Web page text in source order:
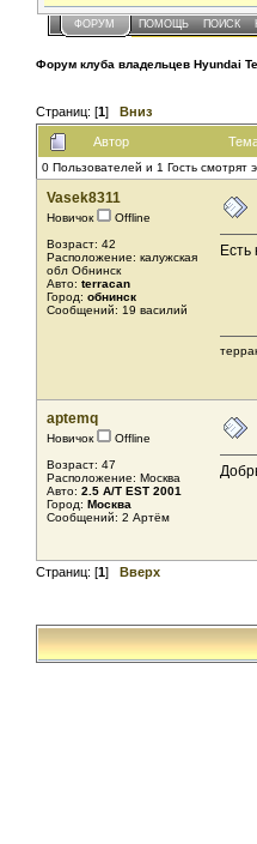
ФОРУМ ПОМОЩЬ ПОИСК
Форум клуба владельцев Hyundai
Страниц: [1] Вниз
Автор
0 Пользователей и 1 Гость смотрят
Vasek8311
Новичок
Offline
Возраст: 42
Расположение: калужская
обл Обнинск
Авто: terracan
Город: обнинск
Сообщений: 19 василий
Есть
aptemq
Новичок
Offline
Возраст: 47
Расположение: Москва
Авто: 2.5 A/T EST 2001
Город: Москва
Сообщений: 2 Артём
Страниц: [1] Вверх